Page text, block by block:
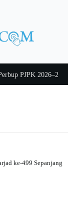
PJPK 2026–2030
ke-499 Sepanjang